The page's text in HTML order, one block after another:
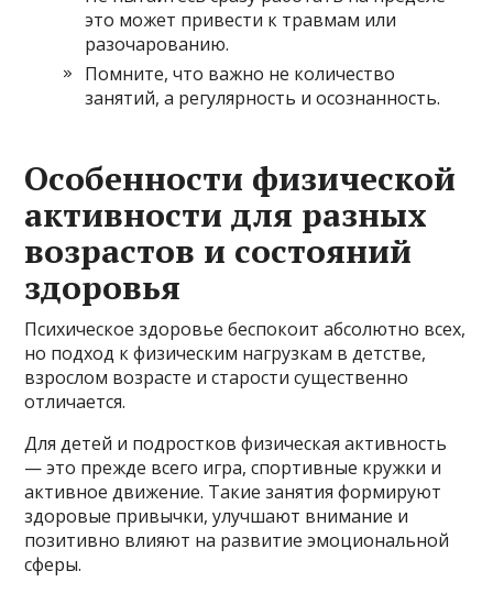
это может привести к травмам или
разочарованию.
Помните, что важно не количество
занятий, а регулярность и осознанность.
Особенности физической
активности для разных
возрастов и состояний
здоровья
Психическое здоровье беспокоит абсолютно всех,
но подход к физическим нагрузкам в детстве,
взрослом возрасте и старости существенно
отличается.
Для детей и подростков физическая активность
— это прежде всего игра, спортивные кружки и
активное движение. Такие занятия формируют
здоровые привычки, улучшают внимание и
позитивно влияют на развитие эмоциональной
сферы.